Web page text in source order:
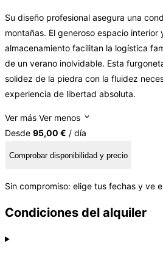
Su diseño profesional asegura una
montañas. El generoso espacio
almacenamiento facilitan la logística
de un verano inolvidable. Esta
solidez de la piedra con la fluidez
experiencia de libertad absoluta.
Ver más Ver menos
Desde 95,00 € / día
Comprobar disponibilidad y precio
Sin compromiso: elige tus fechas y ve
Condiciones del alquiler